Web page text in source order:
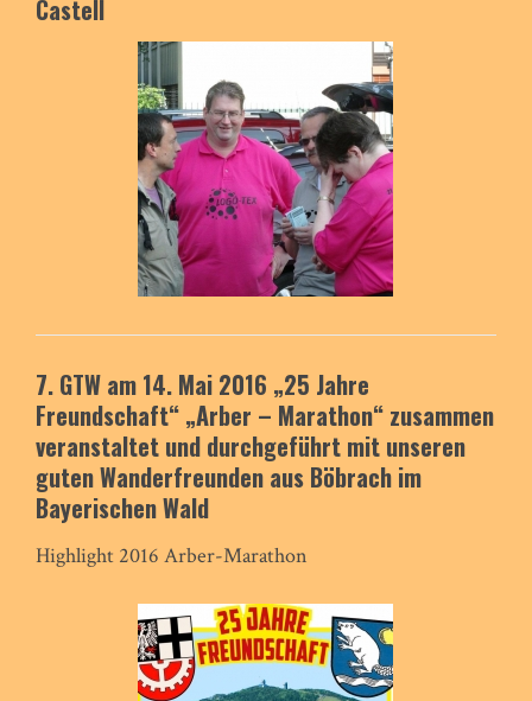
Castell
7. GTW am 14. Mai 2016 „25 Jahre
Freundschaft“ „Arber – Marathon“ zusammen
veranstaltet und durchgeführt mit unseren
gutenWanderfreunden aus Böbrach im
Bayerischen Wald
Highlight 2016 Arber-Marathon